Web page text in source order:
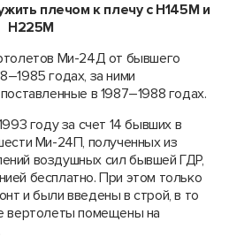
плечом к плечу с H145M и
H225M
Ми-24Д от бывшего
годах, за ними
в 1987–1988 годах.
году за счет 14 бывших в
Ми-24П, полученных из
воздушных сил бывшей ГДР,
бесплатно. При этом только
и были введены в строй, в то
вертолеты помещены на